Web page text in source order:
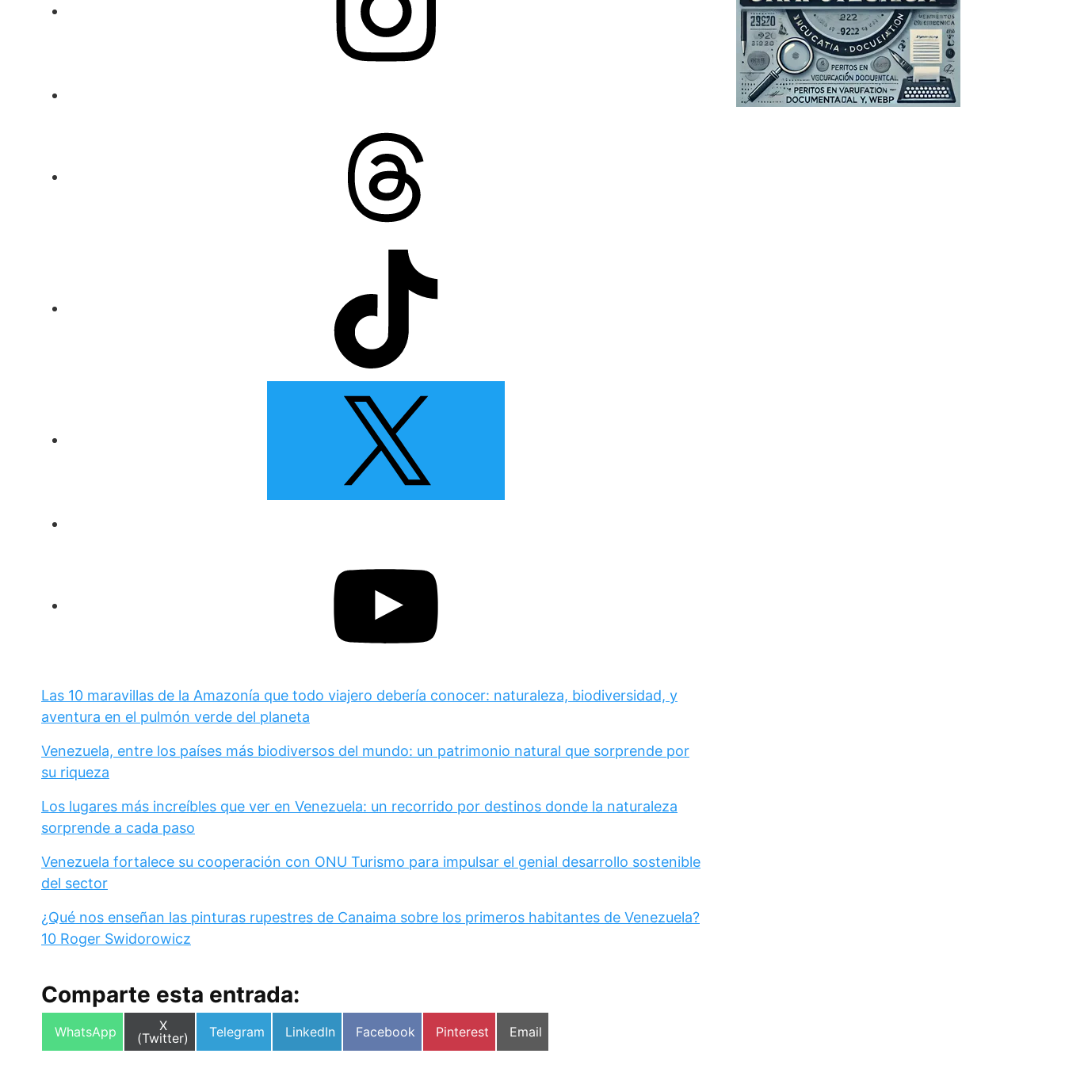
Las 10 maravillas de la Amazonía que todo viajero debería conocer: naturaleza, biodiversidad, y
aventura en el pulmón verde del planeta
Venezuela, entre los países más biodiversos del mundo: un patrimonio natural que sorprende por
su riqueza
Los lugares más increíbles que ver en Venezuela: un recorrido por destinos donde la naturaleza
sorprende a cada paso
Venezuela fortalece su cooperación con ONU Turismo para impulsar el genial desarrollo sostenible
del sector
¿Qué nos enseñan las pinturas rupestres de Canaima sobre los primeros habitantes de Venezuela?
10 Roger Swidorowicz
Comparte esta entrada:
Compartir
WhatsApp
Compartir
en
X
(Twitter)
Compartir
Telegram
Compartir
LinkedIn
Compartir
Facebook
Compartir
Pinterest
Compartir
Email